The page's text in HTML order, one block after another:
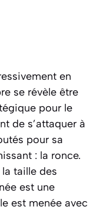
en
se révèle être
pour le
de s’attaquer à
pour sa
: la ronce.
taille des
est une
est menée avec